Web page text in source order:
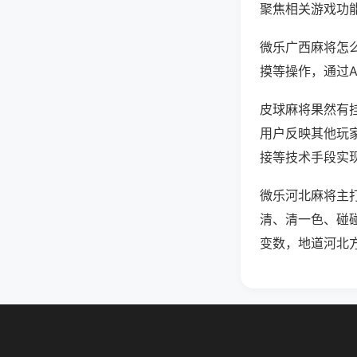
聚焦相关游戏功
微乐广西麻将怎
摸等操作，通过
皮球麻将果然有
用户反映其他玩
接等技术手段实
微乐河北麻将主
清、清一色、碰
变数，地道河北